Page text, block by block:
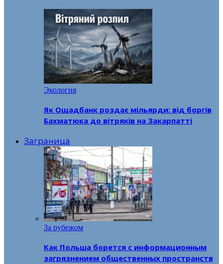
Экология
Як Ощадбанк роздає мільярди: від боргів
Бахматюка до вітряків на Закарпатті
Заграница
За рубежом
Как Польша борется с информационным
загрязнением общественных пространств